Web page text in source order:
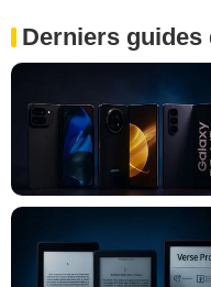
Derniers guides